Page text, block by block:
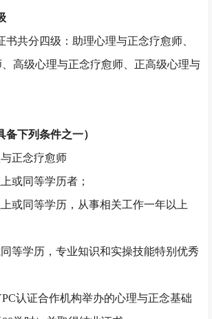
书共分四级：助理心理与正念疗愈师、
高级心理与正念疗愈师、正高级心理与
备下列条件之一）
正念疗愈师
或同等学历者；
或同等学历，从事相关工作一年以上
等学历，专业知识和实操技能特别优秀
认证合作机构举办的心理与正念基础